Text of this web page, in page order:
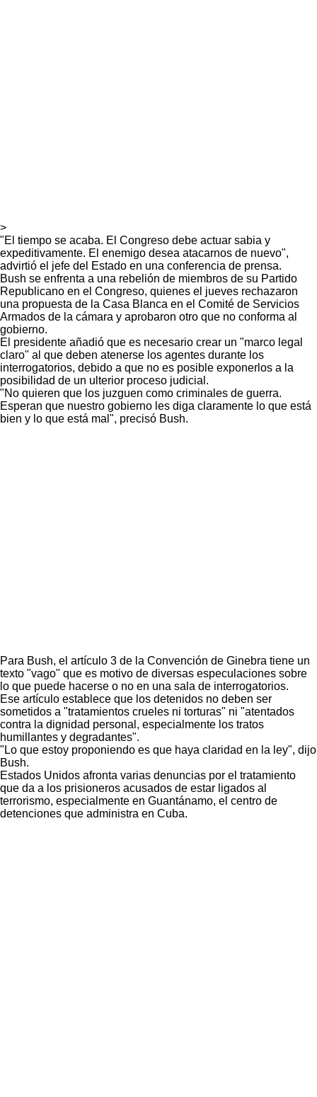
>
"El tiempo se acaba. El Congreso debe actuar sabia y
expeditivamente. El enemigo desea atacarnos de nuevo",
advirtió el jefe del Estado en una conferencia de prensa.
Bush se enfrenta a una rebelión de miembros de su Partido
Republicano en el Congreso, quienes el jueves rechazaron
una propuesta de la Casa Blanca en el Comité de Servicios
Armados de la cámara y aprobaron otro que no conforma al
gobierno.
El presidente añadió que es necesario crear un "marco legal
claro" al que deben atenerse los agentes durante los
interrogatorios, debido a que no es posible exponerlos a la
posibilidad de un ulterior proceso judicial.
"No quieren que los juzguen como criminales de guerra.
Esperan que nuestro gobierno les diga claramente lo que está
bien y lo que está mal", precisó Bush.
Para Bush, el artículo 3 de la Convención de Ginebra tiene un
texto "vago" que es motivo de diversas especulaciones sobre
lo que puede hacerse o no en una sala de interrogatorios.
Ese artículo establece que los detenidos no deben ser
sometidos a "tratamientos crueles ni torturas" ni "atentados
contra la dignidad personal, especialmente los tratos
humillantes y degradantes".
"Lo que estoy proponiendo es que haya claridad en la ley", dijo
Bush.
Estados Unidos afronta varias denuncias por el tratamiento
que da a los prisioneros acusados de estar ligados al
terrorismo, especialmente en Guantánamo, el centro de
detenciones que administra en Cuba.